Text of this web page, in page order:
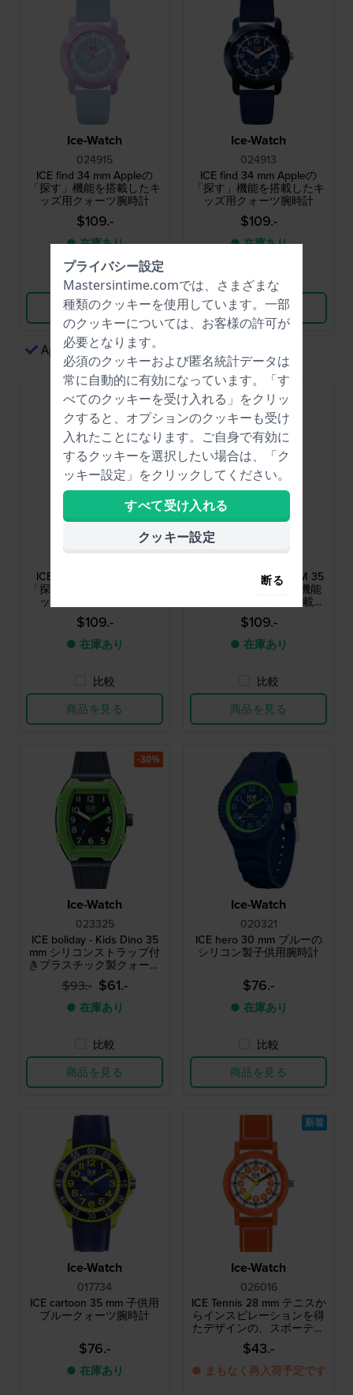
Ice-Watch
024915
ICE find 34 mm Appleの
「探す」機能を搭載したキ
ッズ用クォーツ腕時計
$109.-
● 在庫あり
比較
商品を見る
Ice-Watch
024913
ICE find 34 mm Appleの
「探す」機能を搭載したキ
ッズ用クォーツ腕時計
$109.-
● 在庫あり
比較
商品を見る
Apple Payによる簡単な決済
ICE find 34 mm Appleの
「探す」機能を搭載したキ
ッズ用クォーツ腕時計
$109.-
● 在庫あり
比較
商品を見る
ICE smart junior 3.0 FM 35
mm Appleの「探す」機能
（位置情報追跡）を搭載し
たキッズ向けスマートウォ
ッチ
$109.-
● 在庫あり
比較
商品を見る
Ice-Watch
023325
ICE boliday - Kids Dino 35
mm シリコンストラップ付
きプラスチック製クォーツ
時計 - サイズ：S
$93.- $61.-
● 在庫あり
比較
商品を見る
-30%
Ice-Watch
020321
ICE hero 30 mm ブルーの
シリコン製子供用腕時計
$76.-
● 在庫あり
比較
商品を見る
Ice-Watch
017734
ICE cartoon 35 mm 子供用
ブルークォーツ腕時計
$76.-
● 在庫あり
Ice-Watch
026016
ICE Tennis 28 mm テニスか
らインスピレーションを得
たデザインの、スポーティ
ーな樹脂製キッズ用クォー
ツ腕時計
$43.-
● まもなく再入荷予定です
新着
プライバシー設定
Mastersintime.comでは、さまざまな
種類のクッキーを使用しています。一部
のクッキーについては、お客様の許可が
必要となります。
必須のクッキーおよび匿名統計データは
常に自動的に有効になっています。「す
べてのクッキーを受け入れる」をクリッ
クすると、オプションのクッキーも受け
入れたことになります。ご自身で有効に
するクッキーを選択したい場合は、「ク
ッキー設定」をクリックしてください。
すべて受け入れる
クッキー設定
断る